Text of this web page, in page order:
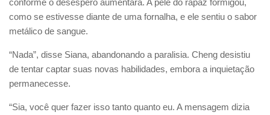
conforme o desespero aumentara. A pele do rapaz formigou,
como se estivesse diante de uma fornalha, e ele sentiu o sabor
metálico de sangue.
“Nada”, disse Siana, abandonando a paralisia. Cheng desistiu
de tentar captar suas novas habilidades, embora a inquietação
permanecesse.
“Sia, você quer fazer isso tanto quanto eu. A mensagem dizia